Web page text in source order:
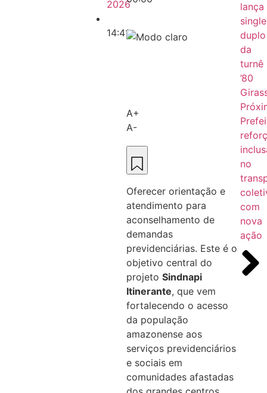
2026
14:41
A+
A-
Oferecer orientação e
atendimento para
aconselhamento de
demandas
previdenciárias. Este é o
objetivo central do
projeto Sindnapi
Itinerante, que vem
fortalecendo o acesso
da população
amazonense aos
serviços previdenciários
e sociais em
comunidades afastadas
lança
single
duplo
da
turnê
’80
no
com
nova
ação